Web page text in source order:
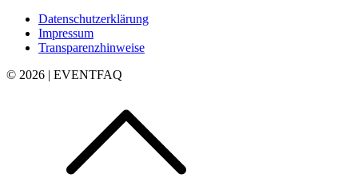
Datenschutzerklärung
Impressum
Transparenzhinweise
© 2026 | EVENTFAQ